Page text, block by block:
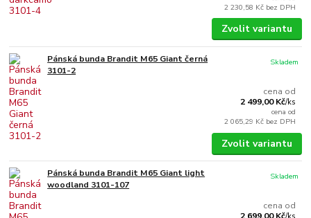
2 230,58 Kč bez DPH
Zvolit variantu
Pánská bunda Brandit M65 Giant černá
3101-2
cena od
2 499,00 Kč/ks
cena od
2 065,29 Kč bez DPH
Skladem
Zvolit variantu
Pánská bunda Brandit M65 Giant light
woodland 3101-107
cena od
Skladem